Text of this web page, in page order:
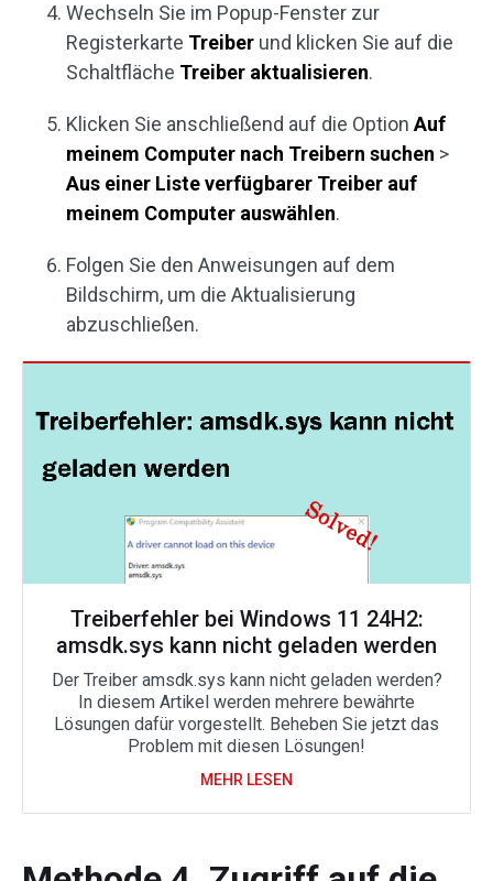
Wechseln Sie im Popup-Fenster zur
Registerkarte Treiber und klicken Sie auf die
Schaltfläche Treiber aktualisieren.
Klicken Sie anschließend auf die OptionAuf
meinem Computer nach Treibern suchen >
Aus einer Liste verfügbarer Treiber auf
meinem Computer auswählen.
Folgen Sie den Anweisungen auf dem
Bildschirm, um die Aktualisierung
abzuschließen.
Treiberfehler bei Windows 11 24H2:
amsdk.sys kann nicht geladen werden
Der Treiber amsdk.sys kann nicht geladen werden?
In diesem Artikel werden mehrere bewährte
Lösungen dafür vorgestellt. Beheben Sie jetzt das
Problem mit diesen Lösungen!
MEHR LESEN